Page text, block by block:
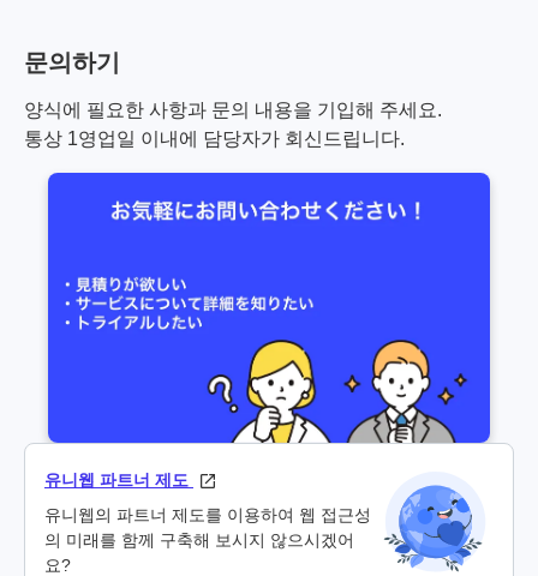
문의하기
양식에 필요한 사항과 문의 내용을 기입해 주세요.
통상 1영업일 이내에 담당자가 회신드립니다.
유니웹 파트너 제도
유니웹의 파트너 제도를 이용하여 웹 접근성
의 미래를 함께 구축해 보시지 않으시겠어
요?